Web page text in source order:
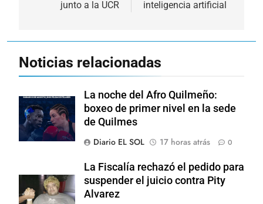
junto a la UCR
inteligencia artificial
Noticias relacionadas
La noche del Afro Quilmeño:
boxeo de primer nivel en la sede
de Quilmes
Diario EL SOL
17 horas atrás 0
La Fiscalía rechazó el pedido para
suspender el juicio contra Pity
Alvarez